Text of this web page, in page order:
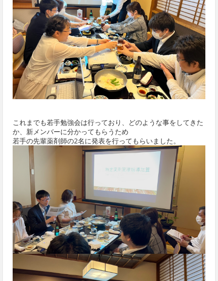
これまでも若手勉強会は行っており、どのような事をしてきた
か、新メンバーに分かってもらうため
若手の先輩薬剤師の2名に発表を行ってもらいました。